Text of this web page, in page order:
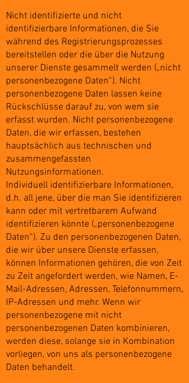
Nicht identifizierte und nicht
identifizierbare Informationen, die Sie
während des Registrierungsprozesses
bereitstellen oder die über die Nutzung
unserer Dienste gesammelt werden („nicht
personenbezogene Daten“). Nicht
personenbezogene Daten lassen keine
Rückschlüsse darauf zu, von wem sie
erfasst wurden. Nicht personenbezogene
Daten, die wir erfassen, bestehen
hauptsächlich aus technischen und
zusammengefassten
Nutzungsinformationen.
Individuell identifizierbare Informationen,
d.h. all jene, über die man Sie identifizieren
kann oder mit vertretbarem Aufwand
identifizieren könnte („personenbezogene
Daten“). Zu den personenbezogenen Daten,
die wir über unsere Dienste erfassen,
können Informationen gehören, die von Zeit
zu Zeit angefordert werden, wie Namen, E-
Mail-Adressen, Adressen, Telefonnummern,
IP-Adressen und mehr. Wenn wir
personenbezogene mit nicht
personenbezogenen Daten kombinieren,
werden diese, solange sie in Kombination
vorliegen, von uns als personenbezogene
Daten behandelt.